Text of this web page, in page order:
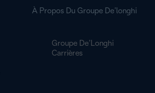
À Propos Du Groupe De’longhi
Groupe De’Longhi
Carrières